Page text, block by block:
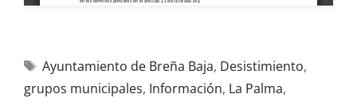
Ayuntamiento de Breña Baja, Desistimiento,
grupos municipales, Información, La Palma,